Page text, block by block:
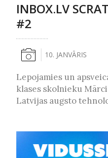
INBOX.LV
#2
10. JANVĀRIS
Lepojamies un
klases skolnieku
Latvijas augsto